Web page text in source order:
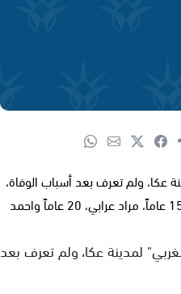
عاماً على الشاطئ "الغربي" لمدينة عكا، ولم تعرف بعد أسباب الوفاة،
فيما وصلت الى المكان قوات من الشرطة وباشرت بالتحقيق. شادي سوري، 26 عاماً، شادي عرابي، 15 عاماً، مراد عرابي، 20 عاماً واحمد
حمادة عرابي 38 عاماً على الشاطئ "الغربي" لمدينة عكا، ولم تعرف بعد